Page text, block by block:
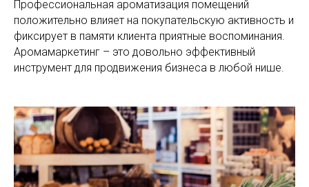
Профессиональная ароматизация помещений
положительно влияет на покупательскую активность и
фиксирует в памяти клиента приятные воспоминания.
Аромамаркетинг – это довольно эффективный
инструмент для продвижения бизнеса в любой нише.